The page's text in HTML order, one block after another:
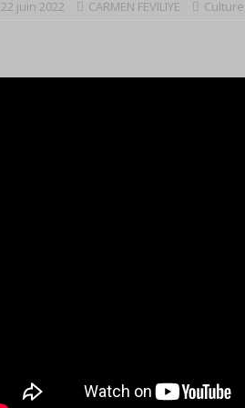
22 juin 2022 CARMEN FEVILIYE Culture